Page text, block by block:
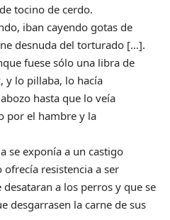
tocino de cerdo.
iban cayendo gotas de
desnuda del torturado […].
fuese sólo una libra de
y lo pillaba, lo hacía
hasta que lo veía
por el hambre y la
se exponía a un castigo
ofrecía resistencia a ser
a los perros y que se
desgarrasen la carne de sus